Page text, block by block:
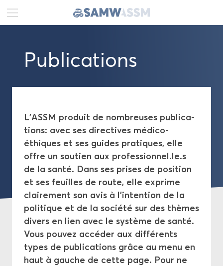
Ac­tua­li­tés
Por­trait
Pu­bli­ca­tions
Di­rec­tives
Guides pra­tiques
Feuilles de route
Re­com­man­da­tions
Prises de po­si­tion
Comptes-​rendus
Pu­bli­ca­tions
L'ASSM pro­duit de nom­breuses pu­bli­ca­
tions: avec ses di­rec­tives médico-​
éthiques et ses guides pra­tiques, elle
offre un sou­tien aux pro­fes­sion­nel.le.s
de la santé. Dans ses prises de po­si­tion
et ses feuilles de route, elle ex­prime
clai­re­ment son avis à l’in­ten­tion de la
po­li­tique et de la so­cié­té sur des thèmes
di­vers en lien avec le sys­tème de santé.
Vous pou­vez ac­cé­der aux dif­fé­rents
types de pu­bli­ca­tions grâce au menu en
haut à gauche de cette page. Pour ne